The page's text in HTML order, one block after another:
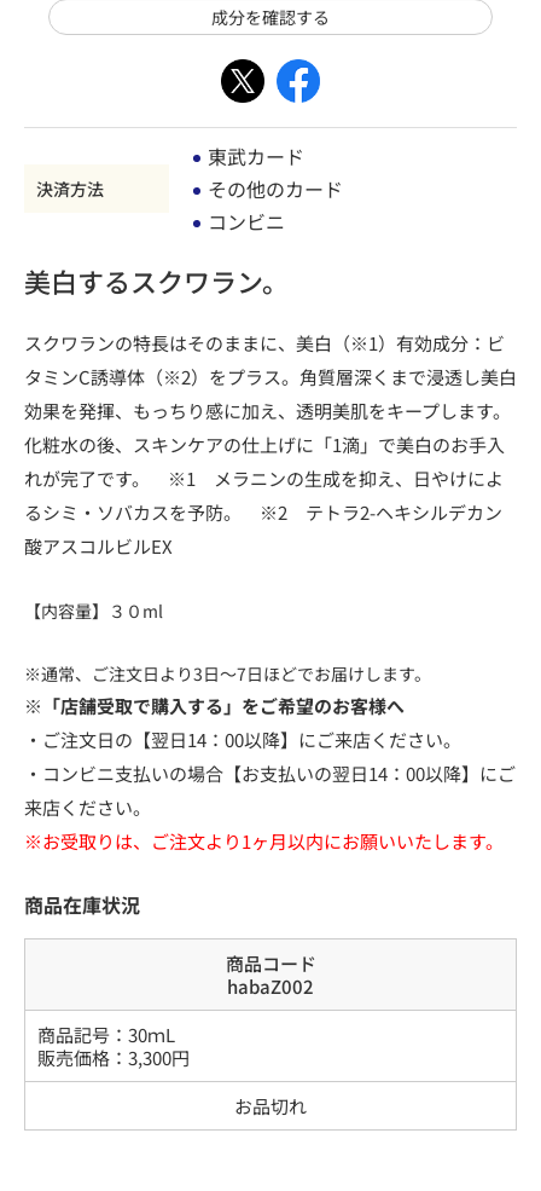
成分を確認する
決済方法
東武カード
その他のカード
コンビニ
美白するスクワラン。
スクワランの特長はそのままに、美白（※1）有効成分：ビ
タミンC誘導体（※2）をプラス。角質層深くまで浸透し美白
効果を発揮、もっちり感に加え、透明美肌をキープします。
化粧水の後、スキンケアの仕上げに「1滴」で美白のお手入
れが完了です。 ※1 メラニンの生成を抑え、日やけによ
るシミ・ソバカスを予防。 ※2 テトラ2-ヘキシルデカン
酸アスコルビルEX
【内容量】３０ml
※通常、ご注文日より3日～7日ほどでお届けします。
※「店舗受取で購入する」をご希望のお客様へ
・ご注文日の【翌日14：00以降】にご来店ください。
・コンビニ支払いの場合【お支払いの翌日14：00以降】にご
来店ください。
※お受取りは、ご注文より1ヶ月以内にお願いいたします。
商品在庫状況
商品コード
habaZ002
商品記号： 30ｍL
販売価格： 3,300円
お品切れ